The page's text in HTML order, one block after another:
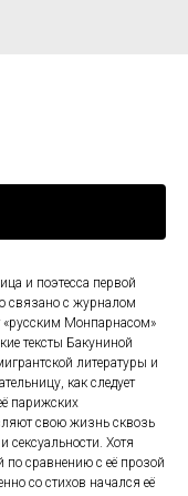
и поэтесса первой
связано с журналом
Монпарнасом»
тексты Бакуниной
литературы и
как следует
парижских
свою жизнь сквозь
сексуальности. Хотя
по сравнению с её прозой
со стихов начался её